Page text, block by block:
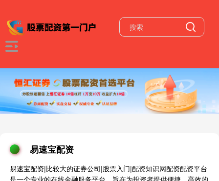
易速宝配资
易速宝配资|比较大的证券公司|股票入门|配资知识网配资配资平台